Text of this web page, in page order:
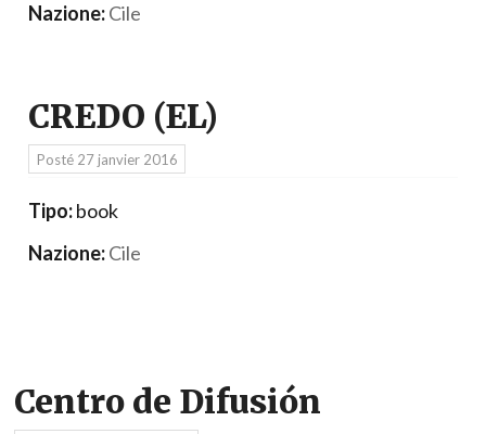
Nazione:Cile
CREDO (EL)
Posté 27 janvier 2016
Tipo:book
Nazione:Cile
Centro de Difusión